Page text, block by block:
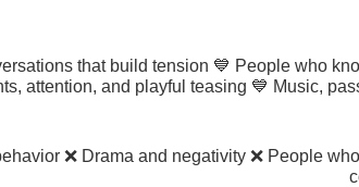
that build tension 💙 People who
attention, and playful teasing 💙 Music,
❌ Drama and negativity ❌ People